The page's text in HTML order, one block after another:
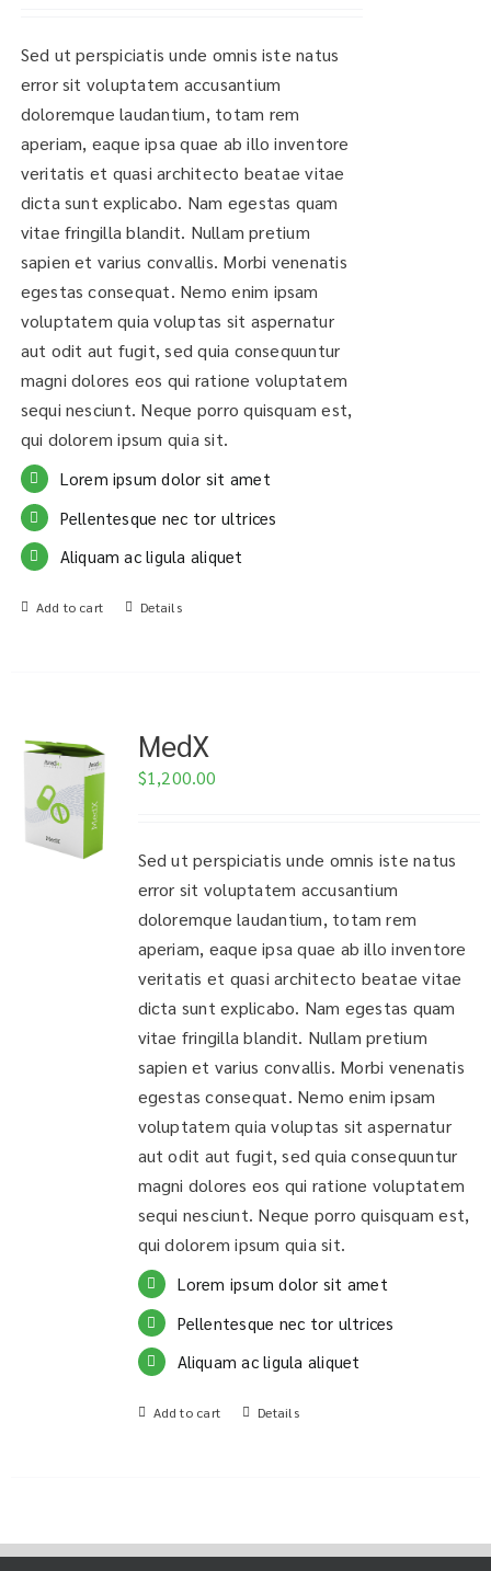
Sed ut perspiciatis unde omnis iste natus
error sit voluptatem accusantium
doloremque laudantium, totam rem
aperiam, eaque ipsa quae ab illo inventore
veritatis et quasi architecto beatae vitae
dicta sunt explicabo. Nam egestas quam
vitae fringilla blandit. Nullam pretium
sapien et varius convallis. Morbi venenatis
egestas consequat. Nemo enim ipsam
voluptatem quia voluptas sit aspernatur
aut odit aut fugit, sed quia consequuntur
magni dolores eos qui ratione voluptatem
sequi nesciunt. Neque porro quisquam est,
qui dolorem ipsum quia sit.
Lorem ipsum dolor sit amet
Pellentesque nec tor ultrices
Aliquam ac ligula aliquet
Add to cart Details
MedX
$1,200.00
Sed ut perspiciatis unde omnis iste natus
error sit voluptatem accusantium
doloremque laudantium, totam rem
aperiam, eaque ipsa quae ab illo inventore
veritatis et quasi architecto beatae vitae
dicta sunt explicabo. Nam egestas quam
vitae fringilla blandit. Nullam pretium
sapien et varius convallis. Morbi venenatis
egestas consequat. Nemo enim ipsam
voluptatem quia voluptas sit aspernatur
aut odit aut fugit, sed quia consequuntur
magni dolores eos qui ratione voluptatem
sequi nesciunt. Neque porro quisquam est,
qui dolorem ipsum quia sit.
Lorem ipsum dolor sit amet
Pellentesque nec tor ultrices
Aliquam ac ligula aliquet
Add to cart Details